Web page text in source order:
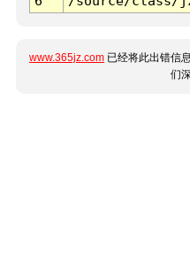
www.365jz.com 已经将此出错信
们